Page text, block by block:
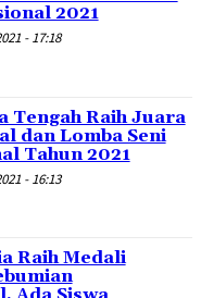
2021
- 17:18
Tengah Raih Juara
dan Lomba Seni
Tahun 2021
- 16:13
Raih Medali